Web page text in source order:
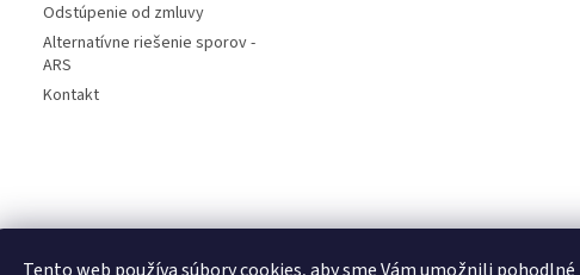
Odstúpenie od zmluvy
Alternatívne riešenie sporov -
ARS
Kontakt